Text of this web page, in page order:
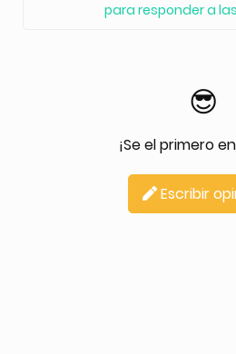
para responder a
😎
¡Se el primero
Escribir